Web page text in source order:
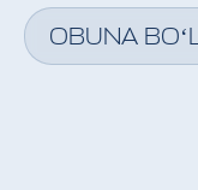
OBUNA